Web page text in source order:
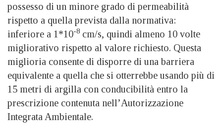
possesso di un minore grado di permeabilità
rispetto a quella prevista dalla normativa:
inferiore a 1*10-8 cm/s, quindi almeno 10 volte
migliorativo rispetto al valore richiesto. Questa
miglioria consente di disporre di una barriera
equivalente a quella che si otterrebbe usando più di
15 metri di argilla con conducibilità entro la
prescrizione contenuta nell’Autorizzazione
Integrata Ambientale.